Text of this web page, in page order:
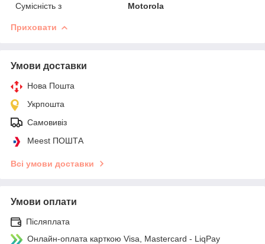
Сумісність з
Motorola
Приховати
Умови доставки
Нова Пошта
Укрпошта
Самовивіз
Meest ПОШТА
Всі умови доставки
Умови оплати
Післяплата
Онлайн-оплата карткою Visa, Mastercard - LiqPay